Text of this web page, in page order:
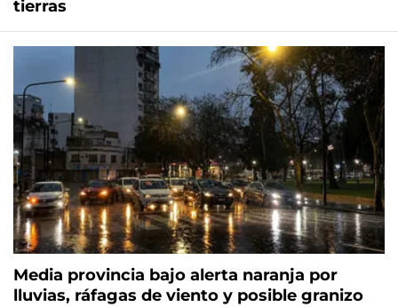
tierras
Media provincia bajo alerta naranja por
lluvias, ráfagas de viento y posible granizo